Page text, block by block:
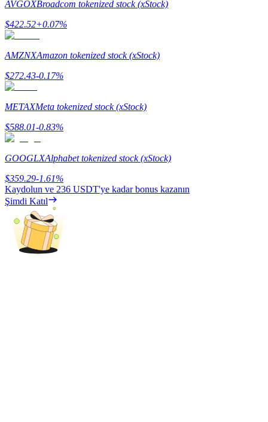
Staking
Yüksek getiri ve anında erişim
Launchpool
Popüler token'lar kazanmak için esnek staking
AVGOXBroadcom tokenized stock (xStock)
$422.52+0.07%
AMZNXAmazon tokenized stock (xStock)
$272.43-0.17%
METAXMeta tokenized stock (xStock)
$588.01-0.83%
GOOGLXAlphabet tokenized stock (xStock)
$359.29-1.61%
Kaydolun ve 236 USDT'ye kadar bonus kazanın
Şimdi Katıl